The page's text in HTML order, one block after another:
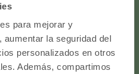
para mejorar y
la seguridad del
personalizados en otros
Además, compartimos